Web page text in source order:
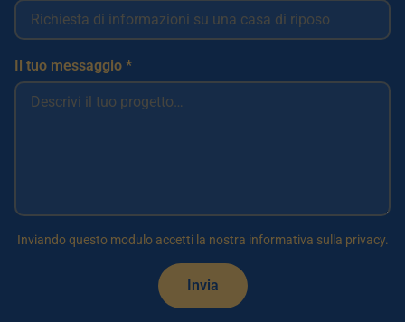
Il tuo messaggio *
Inviando questo modulo accetti la nostra informativa sulla privacy.
Invia